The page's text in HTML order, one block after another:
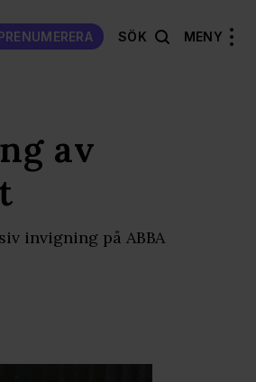
SÖK MENY
av
invigning på ABBA